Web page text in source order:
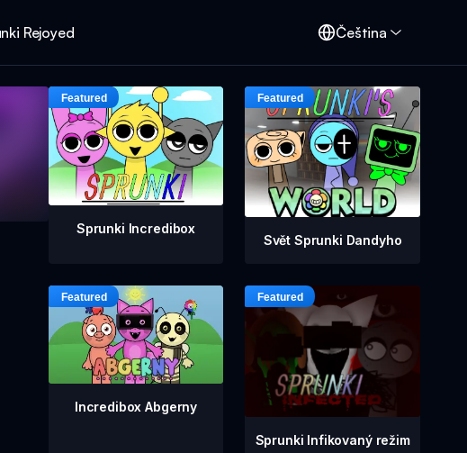
Rejoyed Čeština
Sprunki Incredibox
Svět Sprunki Dandyho
Incredibox Abgerny
Sprunki Infikovaný režim